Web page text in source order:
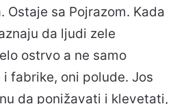
Ostaje sa Pojrazom. Kada
da ljudi zele
ostrvo a ne samo
fabrike, oni polude. Jos
da ponižavati i klevetati,